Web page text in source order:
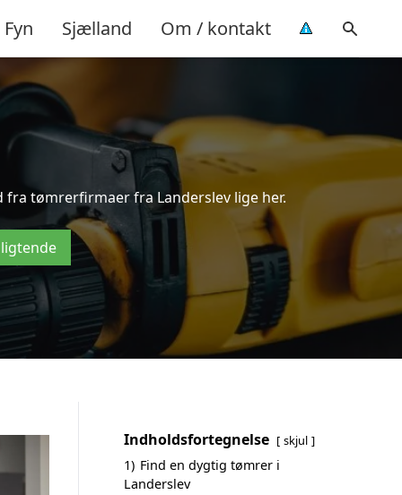
Fyn Sjælland Om / kontakt
tømrerfirmaer fra Landerslev lige her.
Indholdsfortegnelse skjul
1) Find en dygtig tømrer i
Landerslev